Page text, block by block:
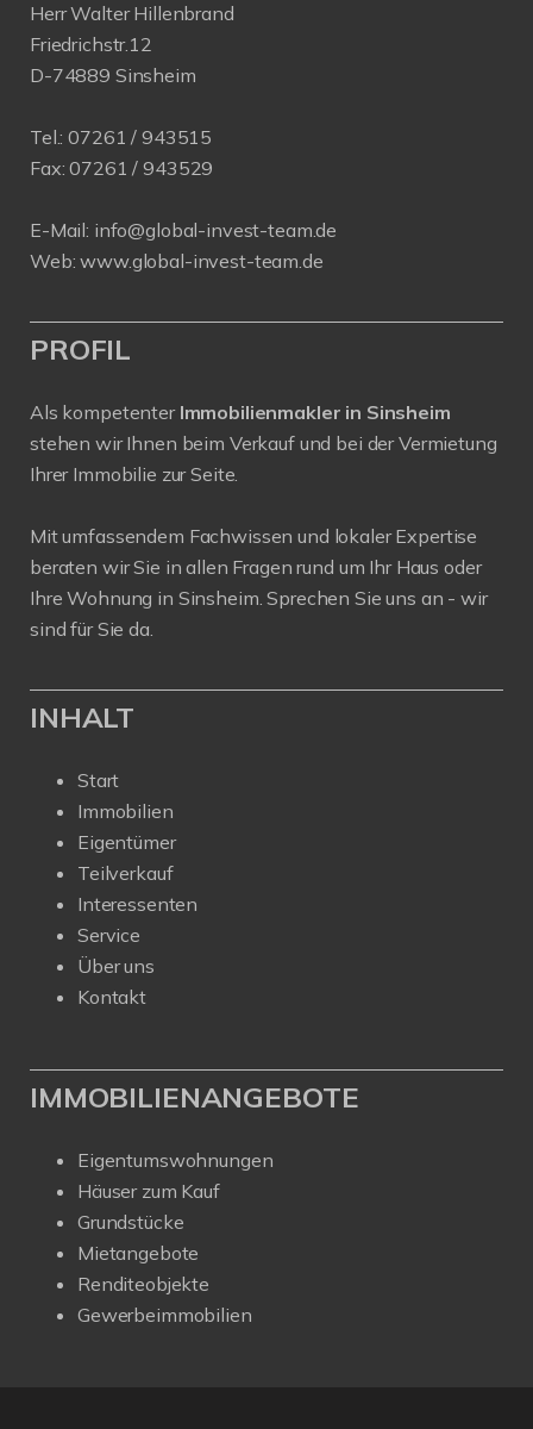
Herr Walter Hillenbrand
Friedrichstr.12
D-74889 Sinsheim
Tel.:07261 / 943515
Fax: 07261 / 943529
E-Mail: info@global-invest-team.de
Web:www.global-invest-team.de
PROFIL
Als kompetenter Immobilienmakler in Sinsheim
stehen wir Ihnen beim Verkauf und bei der Vermietung
Ihrer Immobilie zur Seite.
Mit umfassendem Fachwissen und lokaler Expertise
beraten wir Sie in allen Fragen rund um Ihr Haus oder
Ihre Wohnung in Sinsheim. Sprechen Sie uns an - wir
sind für Sie da.
INHALT
Start
Immobilien
Eigentümer
Teilverkauf
Interessenten
Service
Über uns
Kontakt
IMMOBILIENANGEBOTE
Eigentumswohnungen
Häuser zum Kauf
Grundstücke
Mietangebote
Renditeobjekte
Gewerbeimmobilien